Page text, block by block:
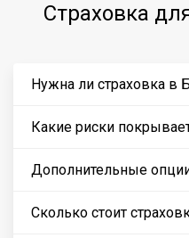
Страховка
Нужна ли страховка в
Какие риски
Дополнительные
Сколько стоит